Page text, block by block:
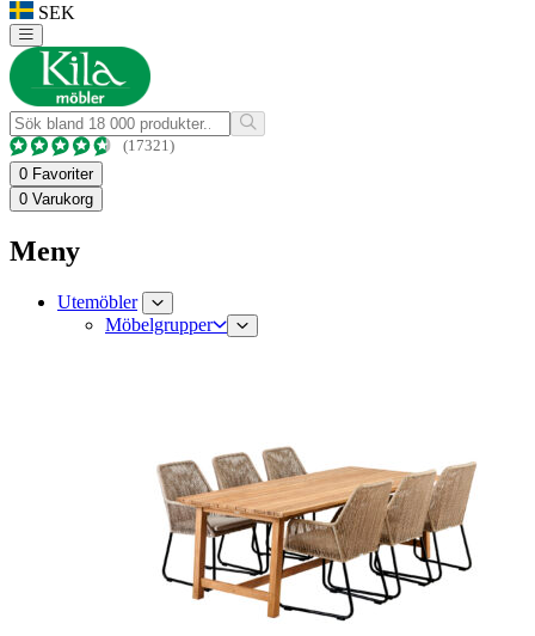
SEK
(17321)
0 Favoriter
0 Varukorg
Meny
Utemöbler
Möbelgrupper